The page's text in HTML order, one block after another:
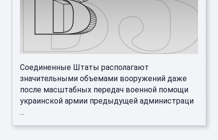
Соединенные Штаты располагают
значительными объемами вооружений даже
после масштабных передач военной помощи
украинской армии предыдущей администраци
...